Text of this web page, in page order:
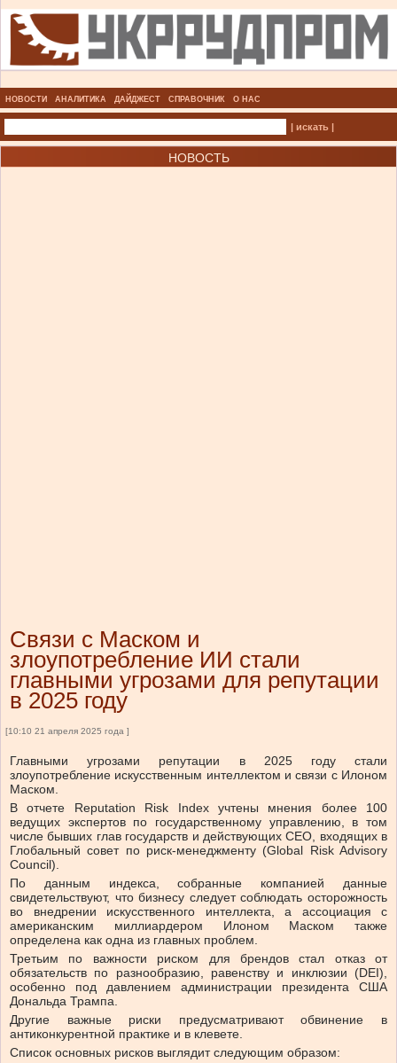
НОВОСТИ АНАЛИТИКА ДАЙДЖЕСТ СПРАВОЧНИК О НАС
| искать |
НОВОСТЬ
Связи с Маском и
злоупотребление ИИ стали
главными угрозами для репутации
в 2025 году
[10:10 21 апреля 2025 года ]
Главными угрозами репутации в 2025 году стали
злоупотребление искусственным интеллектом и связи с Илоном
Маском.
В отчете Reputation Risk Index учтены мнения более 100
ведущих экспертов по государственному управлению, в том
числе бывших глав государств и действующих CEO, входящих в
Глобальный совет по риск-менеджменту (Global Risk Advisory
Council).
По данным индекса, собранные компанией данные
свидетельствуют, что бизнесу следует соблюдать осторожность
во внедрении искусственного интеллекта, а ассоциация с
американским миллиардером Илоном Маском также
определена как одна из главных проблем.
Третьим по важности риском для брендов стал отказ от
обязательств по разнообразию, равенству и инклюзии (DEI),
особенно под давлением администрации президента США
Дональда Трампа.
Другие важные риски предусматривают обвинение в
антиконкурентной практике и в клевете.
Список основных рисков выглядит следующим образом: